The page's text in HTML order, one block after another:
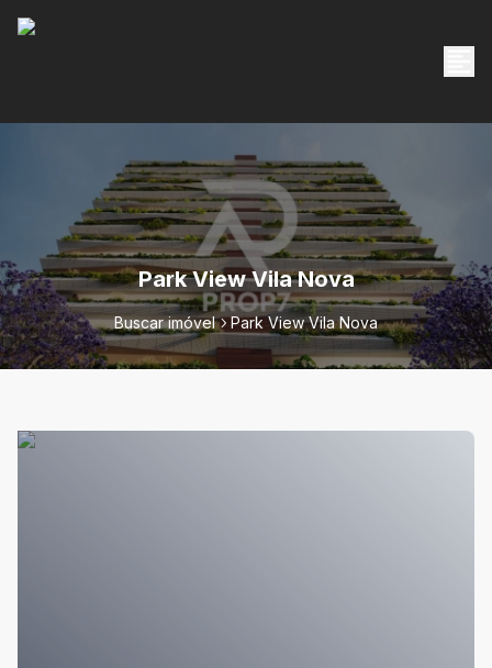
Park View Vila Nova
Buscar imóvel Park View Vila Nova